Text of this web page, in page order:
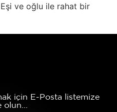
Eşi ve oğlu ile rahat bir
için E-Posta listemize